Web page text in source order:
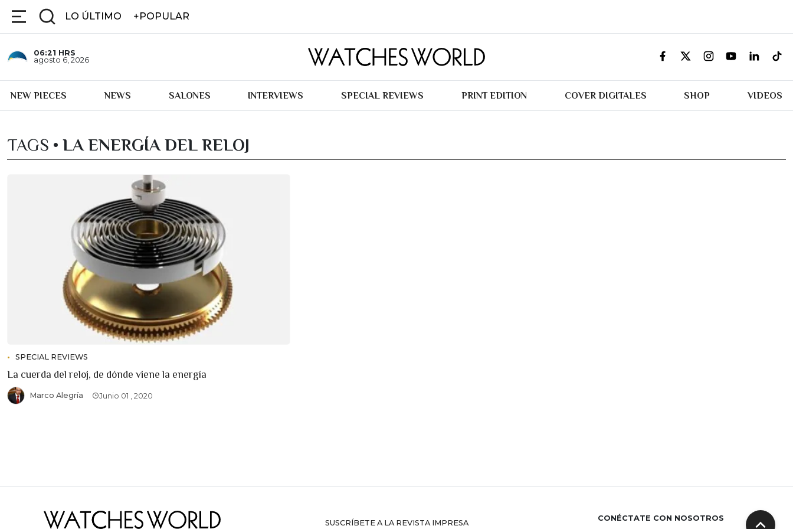
LO ÚLTIMO +POPULAR
06:21 HRS
agosto 6, 2026
NEW PIECES NEWS SALONES INTERVIEWS SPECIAL REVIEWS PRINT EDITION COVER DIGITALES SHOP VIDEOS
TAGS • LA ENERGÍA DEL RELOJ
SPECIAL REVIEWS
La cuerda del reloj, de dónde viene la energía
Marco Alegría Junio 01 , 2020
SUSCRÍBETE A LA REVISTA IMPRESA CONÉCTATE CON NOSOTROS